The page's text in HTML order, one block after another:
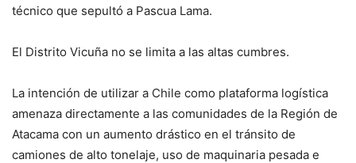
técnico que sepultó a Pascua Lama.
El Distrito Vicuña no se limita a las altas cumbres.
La intención de utilizar a Chile como plataforma logística
amenaza directamente a las comunidades de la Región de
Atacama con un aumento drástico en el tránsito de
camiones de alto tonelaje, uso de maquinaria pesada e